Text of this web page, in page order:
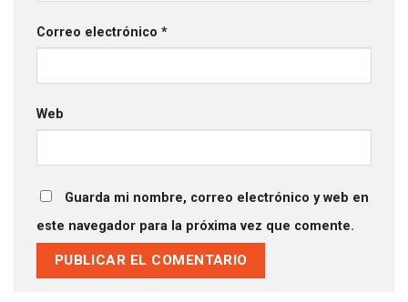
Correo electrónico *
Web
Guarda mi nombre, correo electrónico y web en
este navegador para la próxima vez que comente.